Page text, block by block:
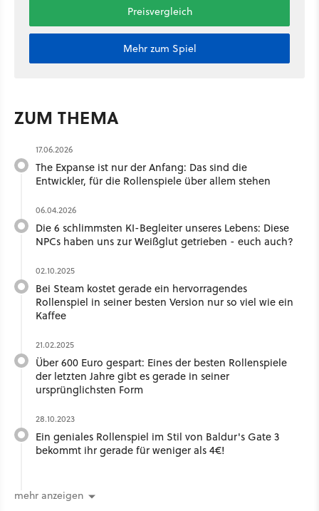
Preisvergleich
Mehr zum Spiel
ZUM THEMA
17.06.2026
The Expanse ist nur der Anfang: Das sind die
Entwickler, für die Rollenspiele über allem stehen
06.04.2026
Die 6 schlimmsten KI-Begleiter unseres Lebens: Diese
NPCs haben uns zur Weißglut getrieben - euch auch?
02.10.2025
Bei Steam kostet gerade ein hervorragendes
Rollenspiel in seiner besten Version nur so viel wie ein
Kaffee
21.02.2025
Über 600 Euro gespart: Eines der besten Rollenspiele
der letzten Jahre gibt es gerade in seiner
ursprünglichsten Form
28.10.2023
Ein geniales Rollenspiel im Stil von Baldur's Gate 3
bekommt ihr gerade für weniger als 4€!
mehr anzeigen